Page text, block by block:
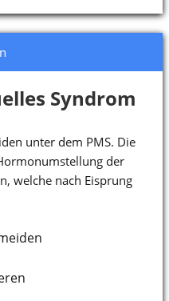
Syndrom
unter dem PMS. Die
der
welche nach Eisprung